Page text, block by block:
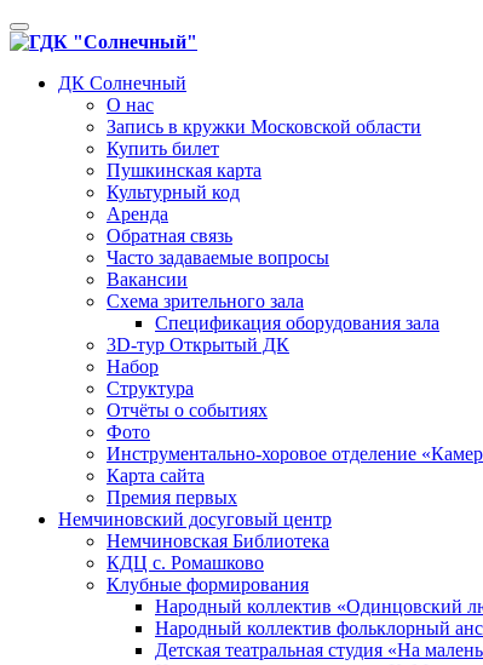
Toggle
navigation
ДК Солнечный
О нас
Запись в кружки Московской области
Купить билет
Пушкинская карта
Культурный код
Аренда
Обратная связь
Часто задаваемые вопросы
Вакансии
Схема зрительного зала
Спецификация оборудования зала
3D-тур Открытый ДК
Набор
Структура
Отчёты о событиях
Фото
Инструментально-хоровое отделение
Карта сайта
Премия первых
Немчиновский досуговый центр
Немчиновская Библиотека
КДЦ с. Ромашково
Клубные формирования
Народный коллектив «Одинцовский
Народный коллектив фольклорный
Детская театральная студия «На